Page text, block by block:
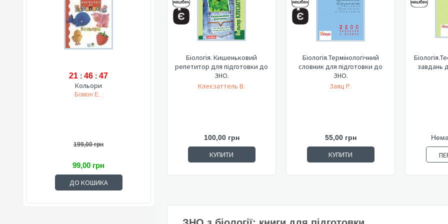
21 : 46 : 46
Кольори
Бомон Е. .
199,00 грн
99,00 грн
ДО КОШИКА
Біологія. Кишеньковий
репетитор для підготовки до
ЗНО.
Клеєзаттель В.
100,00 грн
КУПИТИ
Біологія.Термінологічний
словник для підготовки до
ЗНО.
Заяц Р.
55,00 грн
КУПИТИ
завдань